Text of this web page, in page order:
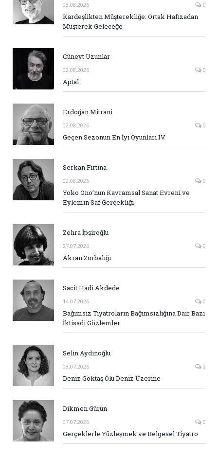
03.08.2026 0
Kardeşlikten Müşterekliğe: Ortak Hafızadan
Müşterek Geleceğe
Cüneyt Uzunlar
02.08.2026 0
Aptal
Erdoğan Mitrani
02.08.2026 0
Geçen Sezonun En İyi Oyunları IV
Serkan Fırtına
02.08.2026 0
Yoko Ono’nun Kavramsal Sanat Evreni ve
Eylemin Saf Gerçekliği
Zehra İpşiroğlu
27.07.2026 0
Akran Zorbalığı
Sacit Hadi Akdede
14.07.2026 0
Bağımsız Tiyatroların Bağımsızlığına Dair Bazı
İktisadi Gözlemler
Selin Aydınoğlu
08.07.2026 2
Deniz Göktaş Ölü Deniz Üzerine
Dikmen Gürün
07.07.2026 0
Gerçeklerle Yüzleşmek ve Belgesel Tiyatro